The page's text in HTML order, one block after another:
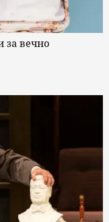
за вечно